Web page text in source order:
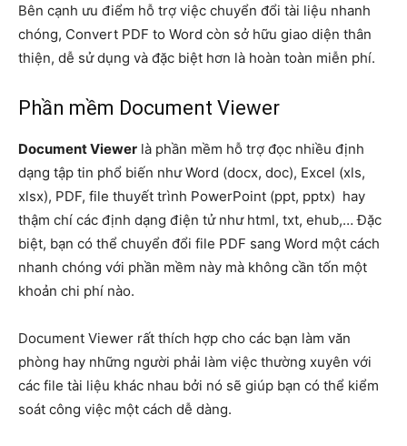
Bên cạnh ưu điểm hỗ trợ việc chuyển đổi tài liệu nhanh
chóng, Convert PDF to Word còn sở hữu giao diện thân
thiện, dễ sử dụng và đặc biệt hơn là hoàn toàn miễn phí.
Phần mềm Document Viewer
Document Viewer là phần mềm hỗ trợ đọc nhiều định
dạng tập tin phổ biến như Word (docx, doc), Excel (xls,
xlsx), PDF, file thuyết trình PowerPoint (ppt, pptx) hay
thậm chí các định dạng điện tử như html, txt, ehub,… Đặc
biệt, bạn có thể chuyển đổi file PDF sang Word một cách
nhanh chóng với phần mềm này mà không cần tốn một
khoản chi phí nào.
Document Viewer rất thích hợp cho các bạn làm văn
phòng hay những người phải làm việc thường xuyên với
các file tài liệu khác nhau bởi nó sẽ giúp bạn có thể kiểm
soát công việc một cách dễ dàng.